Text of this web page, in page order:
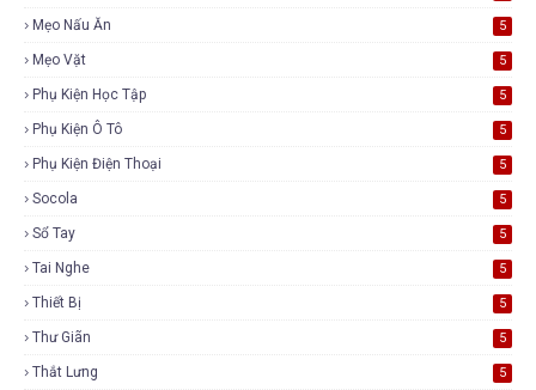
Mẹo Nấu Ăn 5
Mẹo Vặt 5
Phụ Kiện Học Tập 5
Phụ Kiện Ô Tô 5
Phụ Kiện Điện Thoại 5
Socola 5
Sổ Tay 5
Tai Nghe 5
Thiết Bị 5
Thư Giãn 5
Thắt Lưng 5